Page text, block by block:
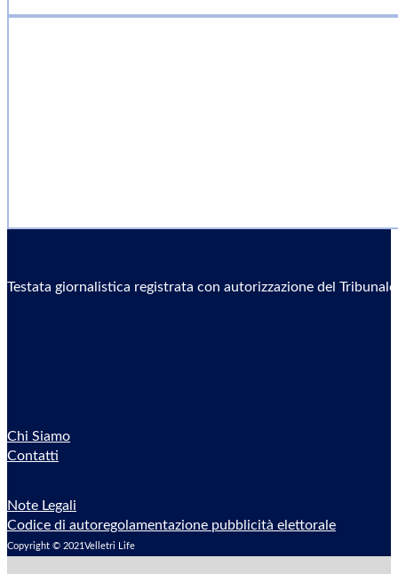
Testata giornalistica registrata con autorizzazione del
Chi Siamo
Contatti
Note Legali
Codice di autoregolamentazione pubblicità elettorale
Copyright © 2021Velletri Life